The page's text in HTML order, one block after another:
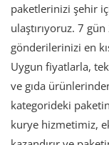
paketlerinizi şehir içi
ulaştırıyoruz. 7
gönderilerinizi en
Uygun fiyatlarla,
ve gıda
kategorideki
kurye hizmetimiz,